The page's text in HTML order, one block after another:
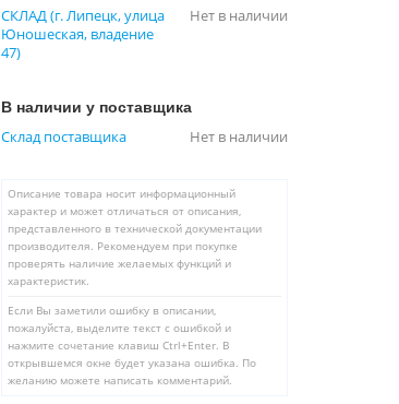
СКЛАД (г. Липецк, улица
Юношеская, владение
47)
Нет в наличии
В наличии у поставщика
Склад поставщика Нет в наличии
Описание товара носит информационный
характер и может отличаться от описания,
представленного в технической документации
производителя. Рекомендуем при покупке
проверять наличие желаемых функций и
характеристик.
Если Вы заметили ошибку в описании,
пожалуйста, выделите текст с ошибкой и
нажмите сочетание клавиш Ctrl+Enter. В
открывшемся окне будет указана ошибка. По
желанию можете написать комментарий.